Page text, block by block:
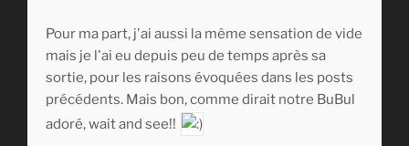
Pour ma part, j'ai aussi la même sensation de vide
mais je l'ai eu depuis peu de temps après sa
sortie, pour les raisons évoquées dans les posts
précédents. Mais bon, comme dirait notre BuBul
adoré, wait and see!!